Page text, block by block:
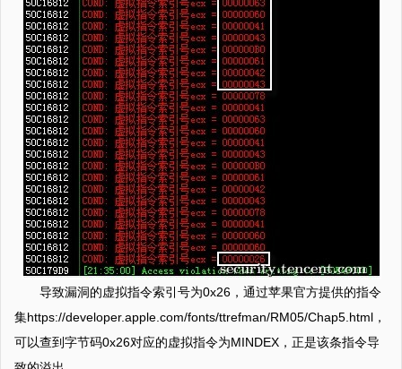
导致漏洞的虚拟指令索引号为0x26，通过苹果官方提供的指令
集https://developer.apple.com/fonts/ttrefman/RM05/Chap5.html，
可以查到字节码0x26对应的虚拟指令为MINDEX，正是该条指令导